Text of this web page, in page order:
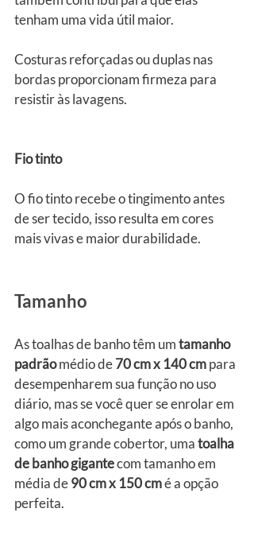
tenham uma vida útil maior.
Costuras reforçadas ou duplas nas
bordas proporcionam firmeza para
resistir às lavagens.
Fio tinto
O fio tinto recebe o tingimento antes
de ser tecido, isso resulta em cores
mais vivas e maior durabilidade.
Tamanho
As toalhas de banho têm um tamanho
padrão médio de 70 cm x 140 cm para
desempenharem sua função no uso
diário, mas se você quer se enrolar em
algo mais aconchegante após o banho,
como um grande cobertor, uma toalha
de banho gigante com tamanho em
média de 90 cm x 150 cm é a opção
perfeita.